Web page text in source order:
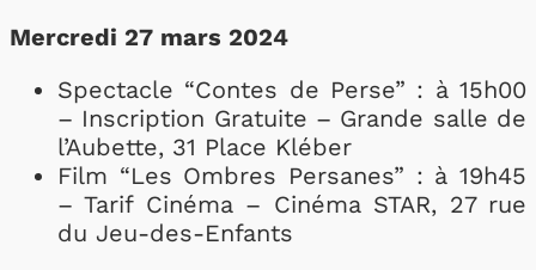
Mercredi 27 mars 2024
Spectacle “Contes de Perse” : à 15h00
– Inscription Gratuite – Grande salle de
l’Aubette, 31 Place Kléber
Film “Les Ombres Persanes” : à 19h45
– Tarif Cinéma – Cinéma STAR, 27 rue
du Jeu-des-Enfants